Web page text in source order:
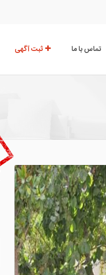
تماس با ما ثبت آگهی
علیرضا ساسانیان
09028729492